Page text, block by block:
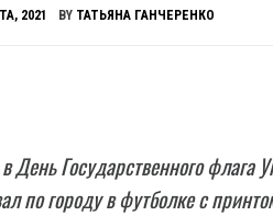
2021 BY ТАТЬЯНА ГАНЧЕРЕНКО
День Государственного
по городу в футболке с